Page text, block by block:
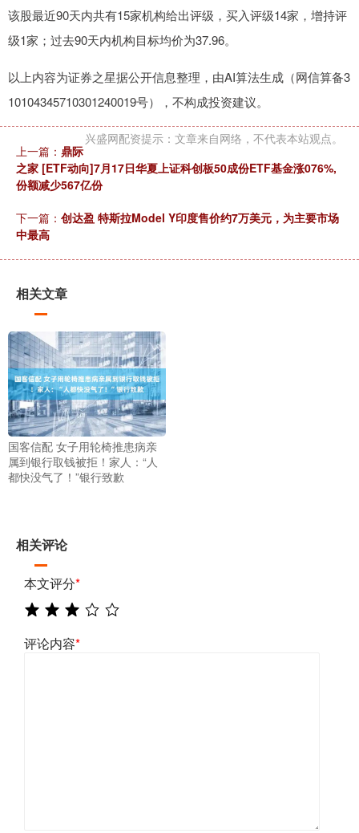
该股最近90天内共有15家机构给出评级，买入评级14家，增持评
级1家；过去90天内机构目标均价为37.96。
以上内容为证券之星据公开信息整理，由AI算法生成（网信算备3
10104345710301240019号），不构成投资建议。
兴盛网配资提示：文章来自网络，不代表本站观点。
上一篇： 鼎际
之家 [ETF动向]7月17日华夏上证科创板50成份ETF基金涨076%,
份额减少567亿份
下一篇： 创达盈 特斯拉Model Y印度售价约7万美元，为主要市场
中最高
相关文章
国客信配 女子用轮椅推患病亲
属到银行取钱被拒！家人：“人
都快没气了！”银行致歉
相关评论
本文评分*
评论内容*